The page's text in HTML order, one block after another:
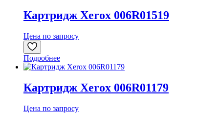
Картридж Xerox 006R01519
Цена по запросу
Подробнее
Картридж Xerox 006R01179
Цена по запросу